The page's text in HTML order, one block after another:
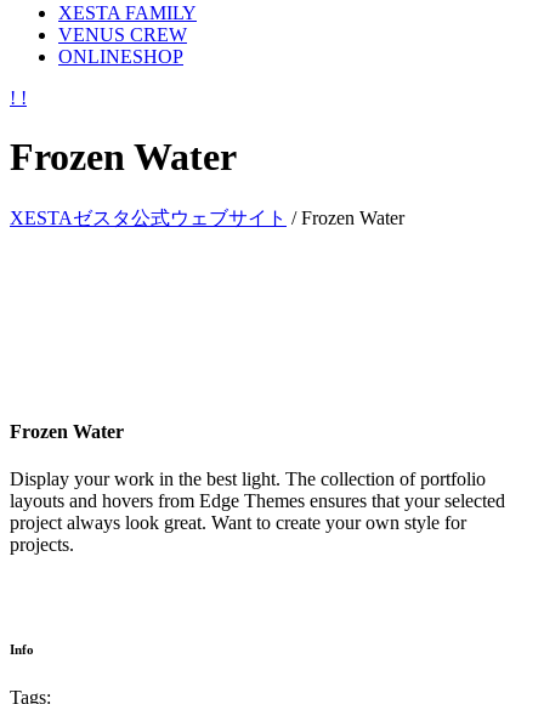
XESTA FAMILY
VENUS CREW
ONLINESHOP
Frozen Water
XESTAゼスタ公式ウェブサイト /Frozen Water
Frozen Water
Display your work in the best light. The collection of portfolio
layouts and hovers from Edge Themes ensures that your selected
project always look great. Want to create your own style for
projects.
Info
Tags: